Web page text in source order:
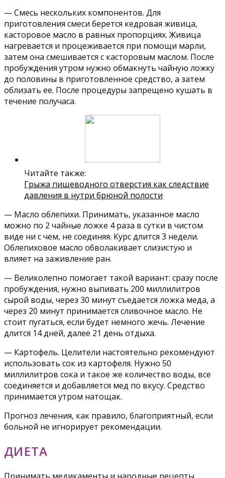
— Смесь нескольких компонентов. Для
приготовления смеси берется кедровая живица,
касторовое масло в равных пропорциях. Живица
нагревается и процеживается при помощи марли,
затем она смешивается с касторовым маслом. После
пробуждения утром нужно обмакнуть чайную ложку
до половины в приготовленное средство, а затем
облизать ее. После процедуры запрещено кушать в
течение получаса.
Читайте также:
Грыжа пищеводного отверстия как следствие
давления в нутри брюной полости
— Масло облепихи. Принимать, указанное масло
можно по 2 чайные ложке 4 раза в сутки в чистом
виде ни с чем, не соединяя. Курс длится 3 недели.
Облепиховое масло обволакивает слизистую и
влияет на заживление ран.
— Великолепно помогает такой вариант: сразу после
пробуждения, нужно выпивать 200 миллилитров
сырой воды, через 30 минут съедается ложка меда, а
через 20 минут принимается сливочное масло. Не
стоит пугаться, если будет немного жечь. Лечение
длится 14 дней, далее 21 день отдыха.
— Картофель. Целители настоятельно рекомендуют
использовать сок из картофеля. Нужно 50
миллилитров сока и такое же количество воды, все
соединяется и добавляется мед по вкусу. Средство
принимается утром натощак.
Прогноз лечения, как правило, благоприятный, если
больной не игнорирует рекомендации.
ДИЕТА